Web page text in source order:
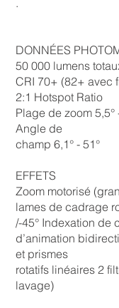
DONNÉES
50 000 lumens
CRI 70+ (82+ avec
2:1 Hotspot Ratio
Plage de zoom 5,5°
Angle de
champ 6,1° - 51°
EFFETS
Zoom motorisé
lames de cadrage
/-45° Indexation de
d’animation
et prismes
rotatifs linéaires 2
lavage)